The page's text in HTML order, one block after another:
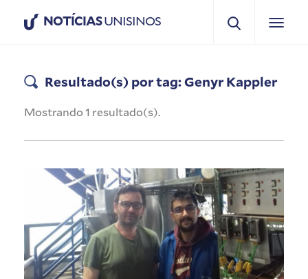
NOTÍCIASUNISINOS
Resultado(s) por tag: Genyr Kappler
Mostrando 1 resultado(s).